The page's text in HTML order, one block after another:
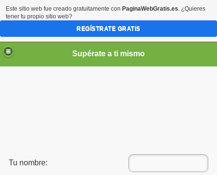
Supérate a ti mismo
Tu nombre:
Este sitio web fue creado gratuitamente con PaginaWebGratis.es. ¿Quieres
tener tu propio sitio web?
REGÍSTRATE GRATIS